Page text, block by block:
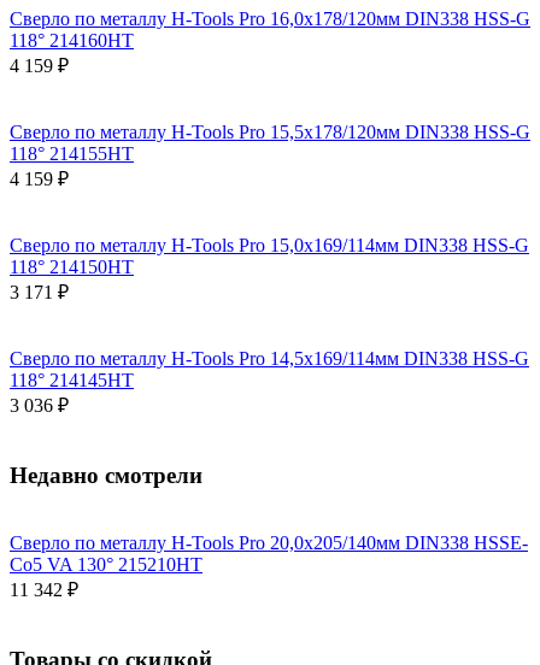
Сверло по металлу H-Tools Pro 16,0x178/120мм DIN338 HSS-G
118° 214160HT
4 159 ₽
Сверло по металлу H-Tools Pro 15,5x178/120мм DIN338 HSS-G
118° 214155HT
4 159 ₽
Сверло по металлу H-Tools Pro 15,0x169/114мм DIN338 HSS-G
118° 214150HT
3 171 ₽
Сверло по металлу H-Tools Pro 14,5x169/114мм DIN338 HSS-G
118° 214145HT
3 036 ₽
Недавно смотрели
Сверло по металлу H-Tools Pro 20,0x205/140мм DIN338 HSSE-
Co5 VA 130° 215210HT
11 342 ₽
Товары со скидкой